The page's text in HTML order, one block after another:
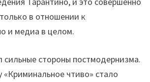
в отношении к
и медиа в целом.
сильные стороны постмодернизма.
«Криминальное чтиво» стало